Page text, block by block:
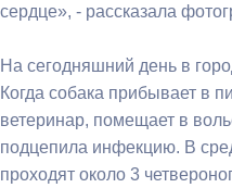
сердце», - рассказала
На сегодняшний день в
Когда собака прибывает в
ветеринар, помещает в
подцепила инфекцию. В
проходят около 3